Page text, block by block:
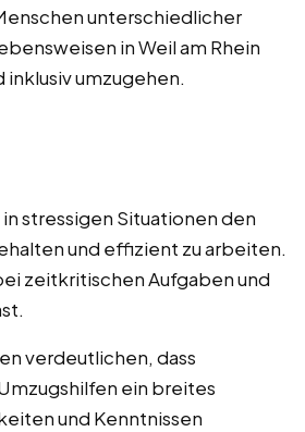
unterschiedlicher
in Weil am Rhein
umzugehen.
stressigen Situationen den
und effizient zu arbeiten.
zeitkritischen Aufgaben und
verdeutlichen, dass
ein breites
und Kenntnissen